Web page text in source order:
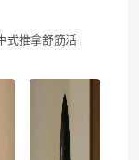
式推拿舒筋活